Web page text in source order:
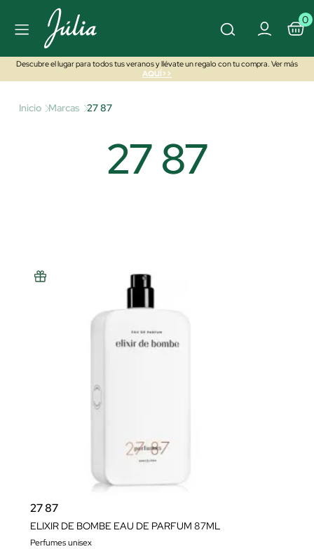
0
Descubre el lugar para todos tus veranos y llévate un regalo con tu compra. Ver más
AQUÍ>>
Inicio Marcas 27 87
27 87
27 87
ELIXIR DE BOMBE EAU DE PARFUM 87ML
Perfumes unisex